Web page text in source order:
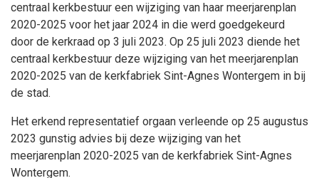
centraal kerkbestuur een wijziging van haar meerjarenplan
2020-2025 voor het jaar 2024 in die werd goedgekeurd
door de kerkraad op 3 juli 2023. Op 25 juli 2023 diende het
centraal kerkbestuur deze wijziging van het meerjarenplan
2020-2025 van de kerkfabriek Sint-Agnes Wontergem in bij
de stad.
Het erkend representatief orgaan verleende op 25 augustus
2023 gunstig advies bij deze wijziging van het
meerjarenplan 2020-2025 van de kerkfabriek Sint-Agnes
Wontergem.